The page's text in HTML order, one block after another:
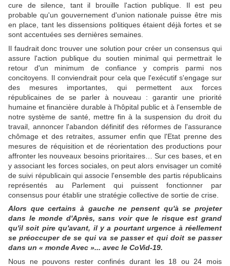
cure de silence, tant il brouille l'action publique. Il est peu
probable qu'un gouvernement d'union nationale puisse être mis
en place, tant les dissensions politiques étaient déjà fortes et se
sont accentuées ses dernières semaines.
Il faudrait donc trouver une solution pour créer un consensus qui
assure l'action publique du soutien minimal qui permettrait le
retour d'un minimum de confiance y compris parmi nos
concitoyens. Il conviendrait pour cela que l'exécutif s'engage sur
des mesures importantes, qui permettent aux forces
républicaines de se parler à nouveau : garantir une priorité
humaine et financière durable à l'hôpital public et à l'ensemble de
notre système de santé, mettre fin à la suspension du droit du
travail, annoncer l'abandon définitif des réformes de l'assurance
chômage et des retraites, assumer enfin que l'Etat prenne des
mesures de réquisition et de réorientation des productions pour
affronter les nouveaux besoins prioritaires… Sur ces bases, et en
y associant les forces sociales, on peut alors envisager un comité
de suivi républicain qui associe l'ensemble des partis républicains
représentés au Parlement qui puissent fonctionner par
consensus pour établir une stratégie collective de sortie de crise.
Alors que certains à gauche ne pensent qu'à se projeter
dans le monde d'Après, sans voir que le risque est grand
qu'il soit pire qu'avant, il y a pourtant urgence à réellement
se préoccuper de se qui va se passer et qui doit se passer
dans un « monde Avec »... avec le CoVid-19.
Nous ne pouvons rester confinés durant les 18 ou 24 mois